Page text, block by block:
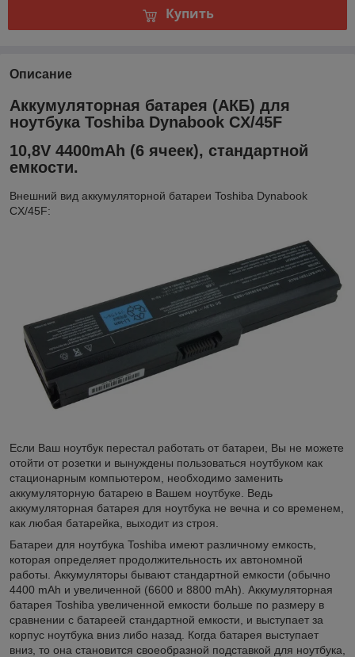
Купить
Описание
Аккумуляторная батарея (АКБ) для
ноутбука Toshiba Dynabook CX/45F
10,8V 4400mAh (6 ячеек), стандартной
емкости.
Внешний вид аккумуляторной батареи Toshiba Dynabook
CX/45F:
Если Ваш ноутбук перестал работать от батареи, Вы не можете
отойти от розетки и вынуждены пользоваться ноутбуком как
стационарным компьютером, необходимо заменить
аккумуляторную батарею в Вашем ноутбуке. Ведь
аккумуляторная батарея для ноутбука не вечна и со временем,
как любая батарейка, выходит из строя.
Батареи для ноутбука Toshiba имеют различному емкость,
которая определяет продолжительность их автономной
работы. Аккумуляторы бывают стандартной емкости (обычно
4400 mAh и увеличенной (6600 и 8800 mAh). Аккумуляторная
батарея Toshiba увеличенной емкости больше по размеру в
сравнении с батареей стандартной емкости, и выступает за
корпус ноутбука вниз либо назад. Когда батарея выступает
вниз, то она становится своеобразной подставкой для ноутбука,